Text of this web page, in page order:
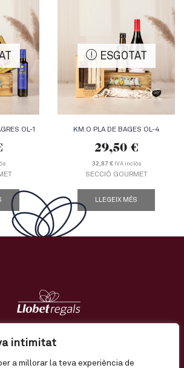
intimitat
a millorar la teva experiència de
OL-1
ESGOTAT
KM.O PLA DE BAGES OL-4
29,50 €
32,87 €IVA inclòs
SECCIÓ GOURMET
LLEGEIX MÉS